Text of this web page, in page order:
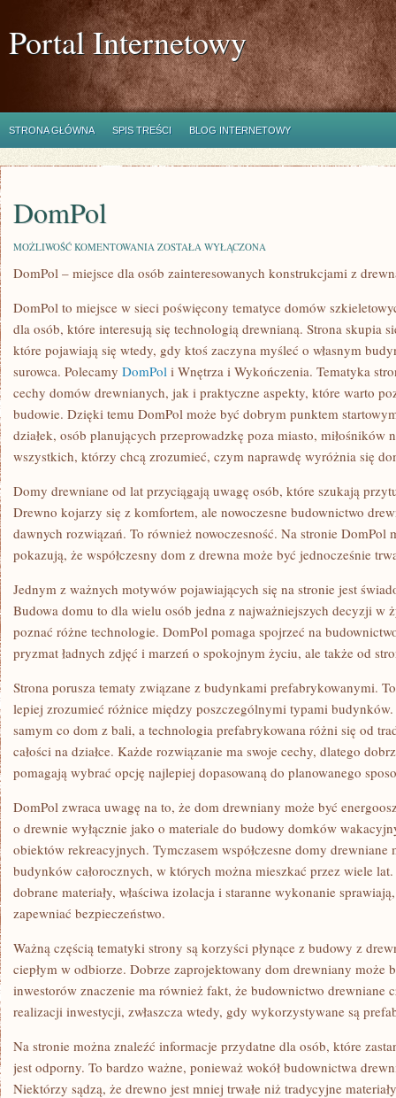
Portal Internetowy
STRONA GŁÓWNA SPIS TREŚCI BLOG INTERNETOWY
DomPol
MOŻLIWOŚĆ KOMENTOWANIA DOMPOL
ZOSTAŁA WYŁĄCZONA
DomPol – miejsce dla osób zainteresowanych konstrukcjami z
DomPol to miejsce w sieci poświęcony tematyce domów
dla osób, które interesują się technologią drewnianą. Strona skupia
które pojawiają się wtedy, gdy ktoś zaczyna myśleć o własnym
surowca. Polecamy DomPol i Wnętrza i Wykończenia. Tematyka
cechy domów drewnianych, jak i praktyczne aspekty, które warto
budowie. Dzięki temu DomPol może być dobrym punktem
działek, osób planujących przeprowadzkę poza miasto, miłośników
wszystkich, którzy chcą zrozumieć, czym naprawdę wyróżnia się
Domy drewniane od lat przyciągają uwagę osób, które szukają
Drewno kojarzy się z komfortem, ale nowoczesne budownictwo
dawnych rozwiązań. To również nowoczesność. Na stronie DomPol
pokazują, że współczesny dom z drewna może być jednocześnie
Jednym z ważnych motywów pojawiających się na stronie jest
Budowa domu to dla wielu osób jedna z najważniejszych decyzji w
poznać różne technologie. DomPol pomaga spojrzeć na
pryzmat ładnych zdjęć i marzeń o spokojnym życiu, ale także od
Strona porusza tematy związane z budynkami prefabrykowanymi.
lepiej zrozumieć różnice między poszczególnymi typami
samym co dom z bali, a technologia prefabrykowana różni się od
całości na działce. Każde rozwiązanie ma swoje cechy, dlatego
pomagają wybrać opcję najlepiej dopasowaną do planowanego
DomPol zwraca uwagę na to, że dom drewniany może być
o drewnie wyłącznie jako o materiale do budowy domków
obiektów rekreacyjnych. Tymczasem współczesne domy
budynków całorocznych, w których można mieszkać przez wiele
dobrane materiały, właściwa izolacja i staranne wykonanie
zapewniać bezpieczeństwo.
Ważną częścią tematyki strony są korzyści płynące z budowy z
ciepłym w odbiorze. Dobrze zaprojektowany dom drewniany może
inwestorów znaczenie ma również fakt, że budownictwo drewniane
realizacji inwestycji, zwłaszcza wtedy, gdy wykorzystywane są
Na stronie można znaleźć informacje przydatne dla osób, które
jest odporny. To bardzo ważne, ponieważ wokół budownictwa
Niektórzy sądzą, że drewno jest mniej trwałe niż tradycyjne